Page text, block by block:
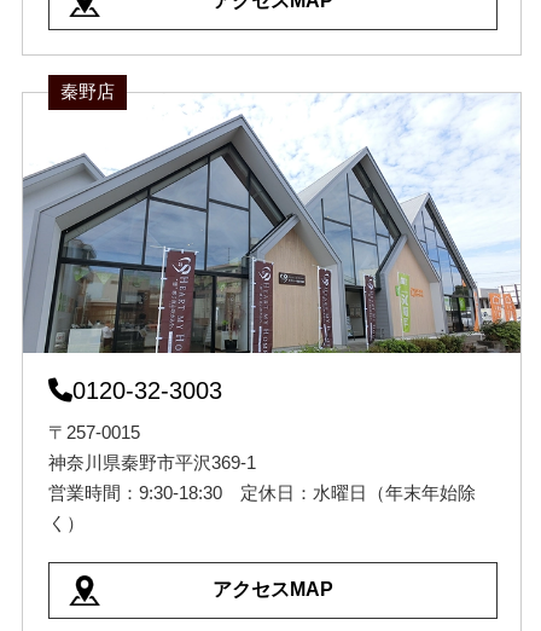
秦野店
0120-32-3003
〒257-0015
神奈川県秦野市平沢369-1
営業時間：9:30-18:30 定休日：水曜日（年末年始除
く）
アクセスMAP